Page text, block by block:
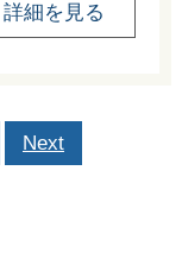
詳細を見る
Next